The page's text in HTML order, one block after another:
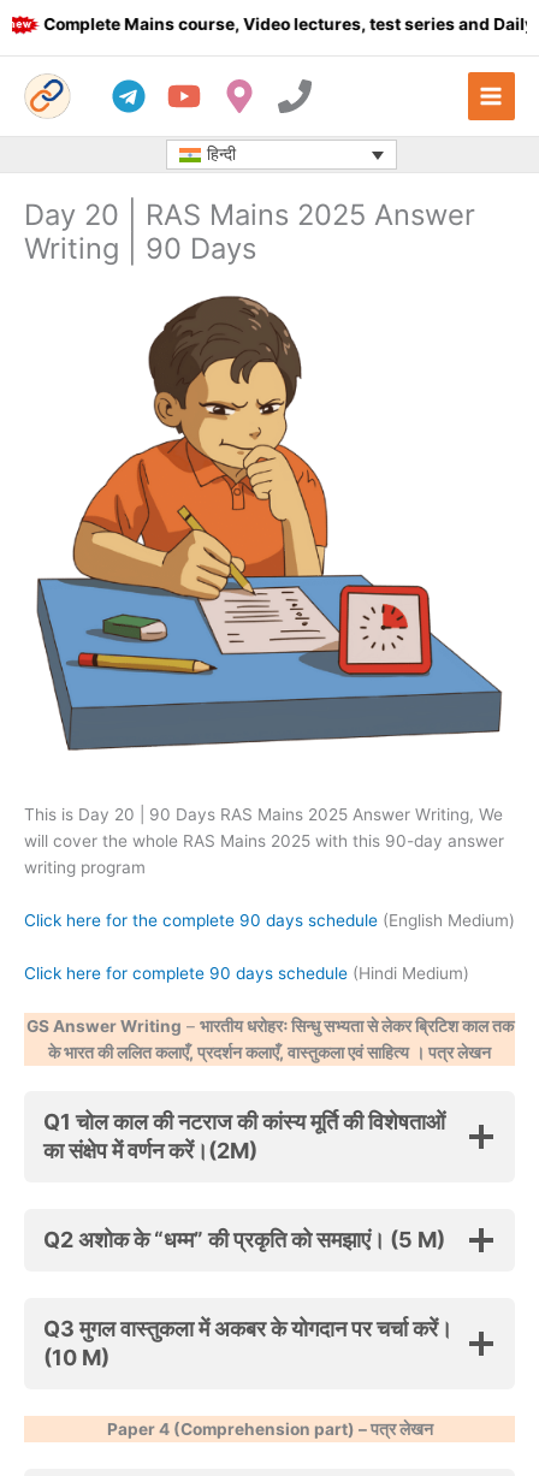
Skip
to
Complete Mains course, Video lectures, test series and Daily
हिन्दी
Day 20 | RAS Mains 2025 Answer
Writing | 90 Days
This is Day 20 | 90 Days RAS Mains 2025 Answer Writing, We
will cover the whole RAS Mains 2025 with this 90-day answer
writing program
Click here for the complete 90 days schedule (English Medium)
Click here for complete 90 days schedule (Hindi Medium)
GS Answer Writing – भारतीय धरोहरः सिन्धु सभ्यता से लेकर ब्रिटिश काल तक
के भारत की ललित कलाएँ, प्रदर्शन कलाएँ, वास्तुकला एवं साहित्य । पत्र लेखन
Q1चोल काल की नटराज की कांस्य मूर्ति की विशेषताओं
का संक्षेप में वर्णन करें।(2M)
Q2अशोक के “धम्म” की प्रकृति को समझाएं। (5 M)
Q3मुगल वास्तुकला में अकबर के योगदान पर चर्चा करें।
(10 M)
Paper 4 (Comprehension part) –पत्रलेखन